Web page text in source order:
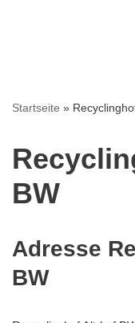
Startseite »
BW
Adresse
BW